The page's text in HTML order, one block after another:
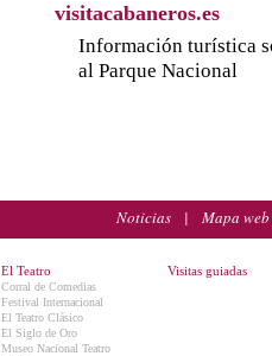
visitacabaneros.es
Información turística
al Parque Nacional
Noticias | Mapa web
El Teatro
Corral de Comedias
Festival Internacional
El Teatro Clásico
El Siglo de Oro
Museo Nacional Teatro
Visitas guiadas